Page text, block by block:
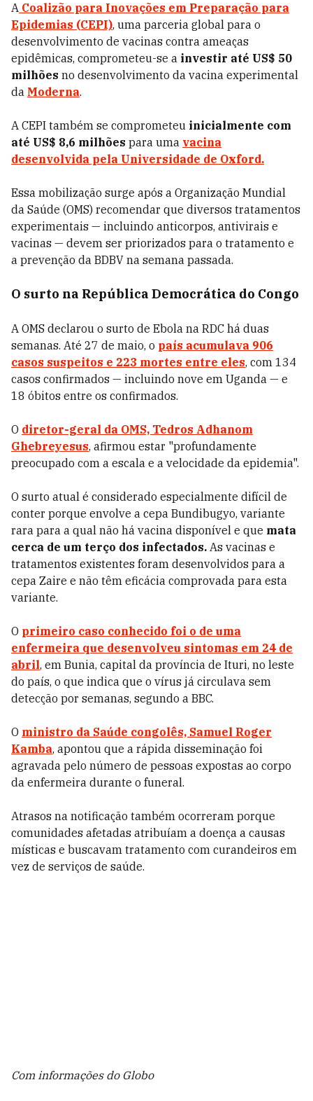
A Coalizão para Inovações em Preparação para
Epidemias (CEPI), uma parceria global para o
desenvolvimento de vacinas contra ameaças
epidêmicas, comprometeu-se a investir até US$ 50
milhões no desenvolvimento da vacina experimental
da Moderna.
A CEPI também se comprometeu inicialmente com
até US$ 8,6 milhões para uma vacina
desenvolvida pela Universidade de Oxford.
Essa mobilização surge após a Organização Mundial
da Saúde (OMS) recomendar que diversos tratamentos
experimentais — incluindo anticorpos, antivirais e
vacinas — devem ser priorizados para o tratamento e
a prevenção da BDBV na semana passada.
O surto na República Democrática do Congo
A OMS declarou o surto de Ebola na RDC há duas
semanas. Até 27 de maio, o país acumulava 906
casos suspeitos e 223 mortes entre eles, com 134
casos confirmados — incluindo nove em Uganda — e
18 óbitos entre os confirmados.
O diretor-geral da OMS, Tedros Adhanom
Ghebreyesus, afirmou estar "profundamente
preocupado com a escala e a velocidade da epidemia".
O surto atual é considerado especialmente difícil de
conter porque envolve a cepa Bundibugyo, variante
rara para a qual não há vacina disponível e que mata
cerca de um terço dos infectados. As vacinas e
tratamentos existentes foram desenvolvidos para a
cepa Zaire e não têm eficácia comprovada para esta
variante.
O primeiro caso conhecido foi o de uma
enfermeira que desenvolveu sintomas em 24 de
abril, em Bunia, capital da província de Ituri, no leste
do país, o que indica que o vírus já circulava sem
detecção por semanas, segundo a BBC.
O ministro da Saúde congolês, Samuel Roger
Kamba, apontou que a rápida disseminação foi
agravada pelo número de pessoas expostas ao corpo
da enfermeira durante o funeral.
Atrasos na notificação também ocorreram porque
comunidades afetadas atribuíam a doença a causas
místicas e buscavam tratamento com curandeiros em
vez de serviços de saúde.
Com informações do Globo